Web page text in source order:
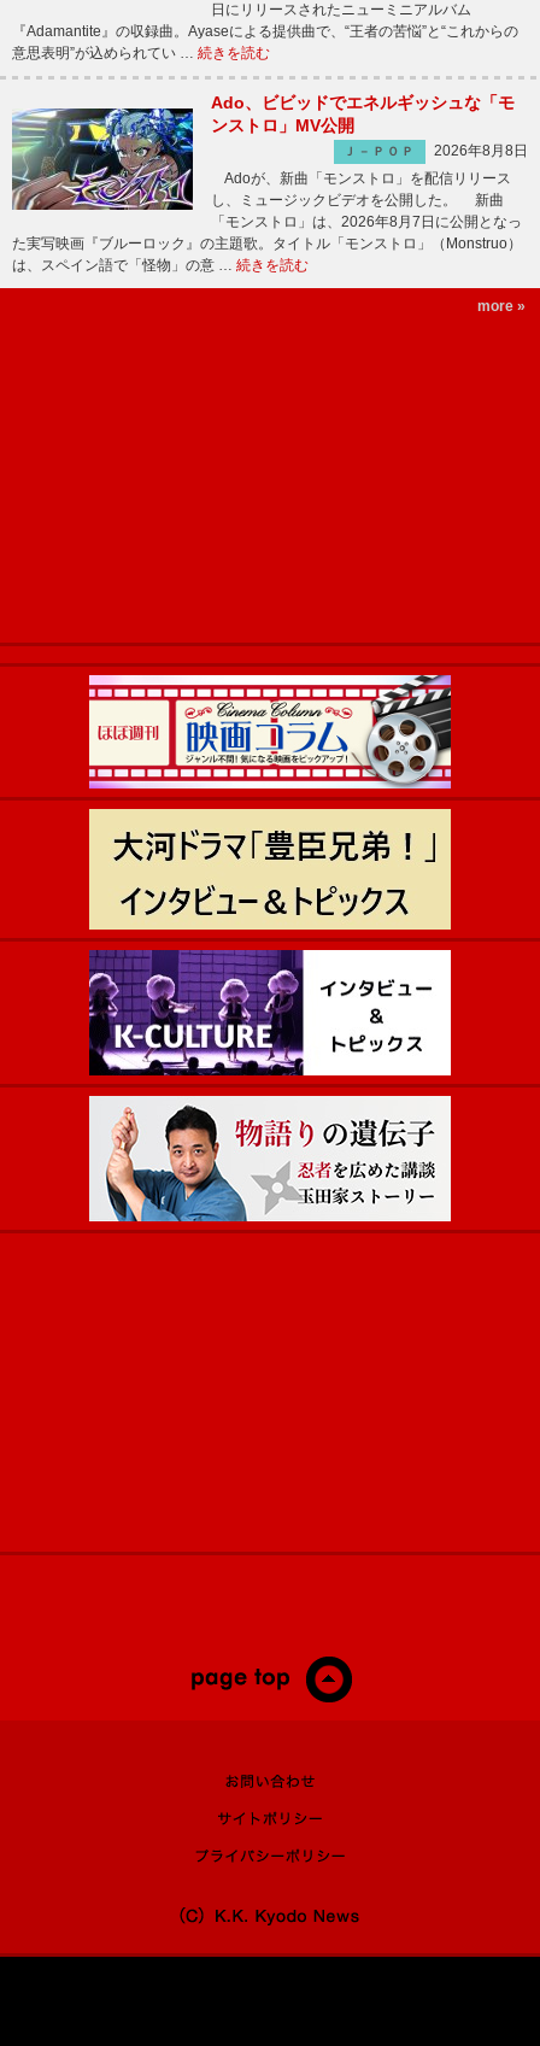
日にリリースされたニューミニアルバム
『Adamantite』の収録曲。Ayaseによる提供曲で、“王者の苦悩”と“これからの
意思表明”が込められてい … 続きを読む
Ado、ビビッドでエネルギッシュな「モ
ンストロ」MV公開
Ｊ－ＰＯＰ
2026年8月8日
Adoが、新曲「モンストロ」を配信リリース
し、ミュージックビデオを公開した。 新曲
「モンストロ」は、2026年8月7日に公開となっ
た実写映画『ブルーロック』の主題歌。タイトル「モンストロ」（Monstruo）
は、スペイン語で「怪物」の意 … 続きを読む
more »